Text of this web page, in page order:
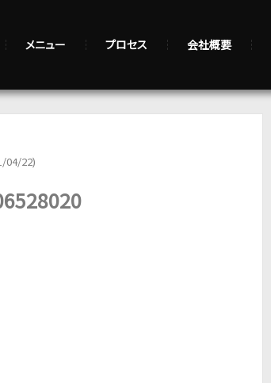
メニュー プロセス 会社概要
04/22)